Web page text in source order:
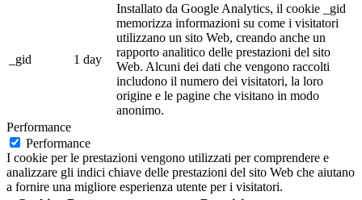
_gid 1 day
Installato da Google Analytics, il cookie _gid
memorizza informazioni su come i visitatori
utilizzano un sito Web, creando anche un
rapporto analitico delle prestazioni del sito
Web. Alcuni dei dati che vengono raccolti
includono il numero dei visitatori, la loro
origine e le pagine che visitano in modo
anonimo.
Performance
Performance
I cookie per le prestazioni vengono utilizzati per comprendere e
analizzare gli indici chiave delle prestazioni del sito Web che aiutano
a fornire una migliore esperienza utente per i visitatori.